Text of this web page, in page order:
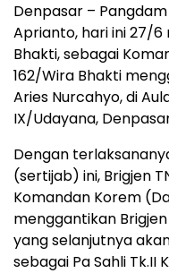
Denpasar –
Aprianto, hari ini 27/6
Bhakti, sebagai
162/Wira Bhakti
Aries Nurcahyo, di
IX/Udayana,
Dengan
(sertijab) ini, Brigjen
Komandan Korem
menggantikan
yang selanjutnya
sebagai Pa Sahli Tk.II